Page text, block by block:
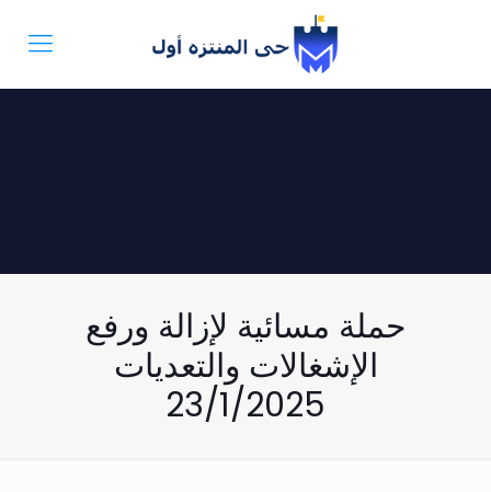
حملة مسائية لإزالة ورفع
الإشغالات والتعديات
23/1/2025